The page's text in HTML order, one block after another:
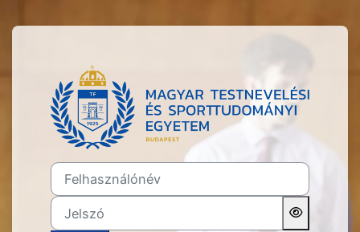
Belépés ide: TF Oktatási
Felhasználónév
Jelszó